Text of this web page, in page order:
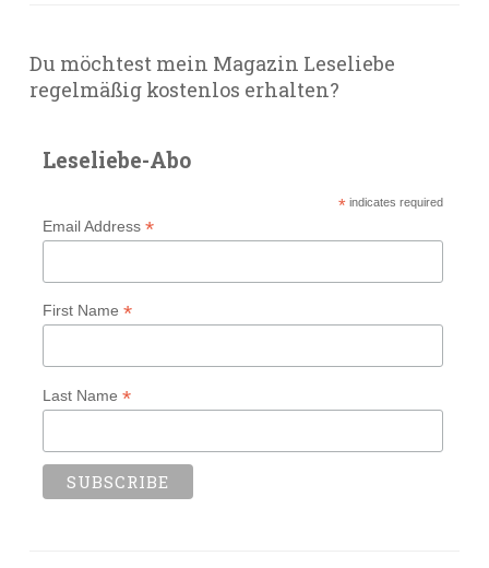
Du möchtest mein Magazin Leseliebe
regelmäßig kostenlos erhalten?
Leseliebe-Abo
*indicates required
Email Address *
First Name *
Last Name *